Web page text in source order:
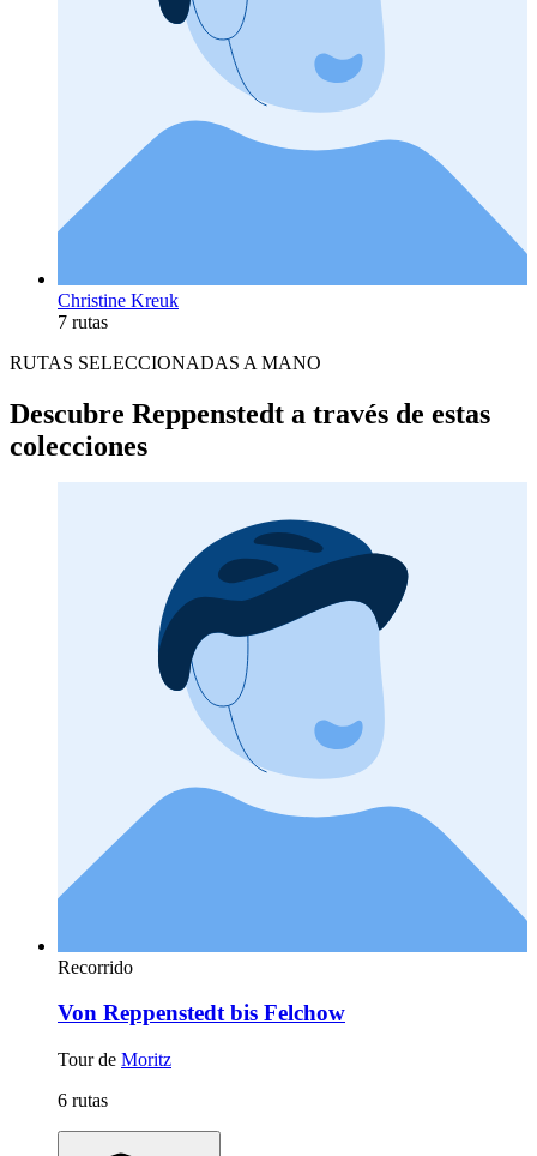
Christine Kreuk
7 rutas
RUTAS SELECCIONADAS A MANO
Descubre Reppenstedt a través de estas
colecciones
Recorrido
Von Reppenstedt bis Felchow
Tour de Moritz
6 rutas